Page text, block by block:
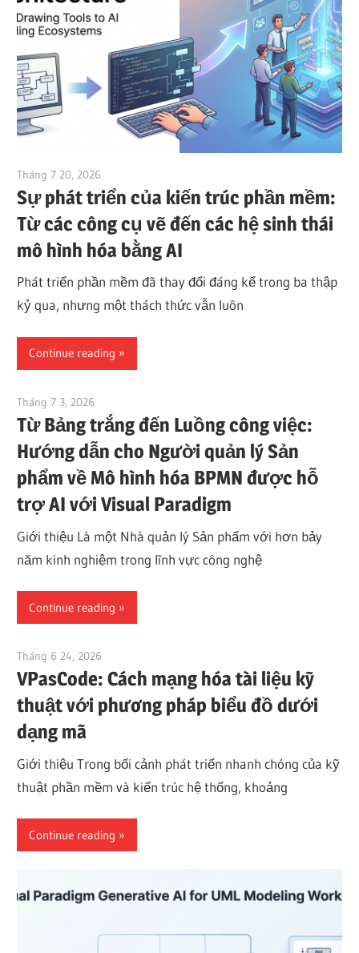
Tháng 7 20, 2026
Sự phát triển của kiến trúc phần mềm:
Từ các công cụ vẽ đến các hệ sinh thái
mô hình hóa bằng AI
Phát triển phần mềm đã thay đổi đáng kể trong ba thập
kỷ qua, nhưng một thách thức vẫn luôn
Continue reading
Tháng 7 3, 2026
Từ Bảng trắng đến Luồng công việc:
Hướng dẫn cho Người quản lý Sản
phẩm về Mô hình hóa BPMN được hỗ
trợ AI với Visual Paradigm
Giới thiệu Là một Nhà quản lý Sản phẩm với hơn bảy
năm kinh nghiệm trong lĩnh vực công nghệ
Continue reading
Tháng 6 24, 2026
VPasCode: Cách mạng hóa tài liệu kỹ
thuật với phương pháp biểu đồ dưới
dạng mã
Giới thiệu Trong bối cảnh phát triển nhanh chóng của kỹ
thuật phần mềm và kiến trúc hệ thống, khoảng
Continue reading